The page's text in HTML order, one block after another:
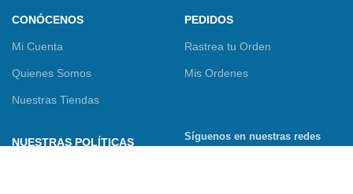
CONÓCENOS
Mi Cuenta
Quienes Somos
Nuestras Tiendas
PEDIDOS
Rastrea tu Orden
Mis Ordenes
NUESTRAS POLÍTICAS
Síguenos en nuestras redes